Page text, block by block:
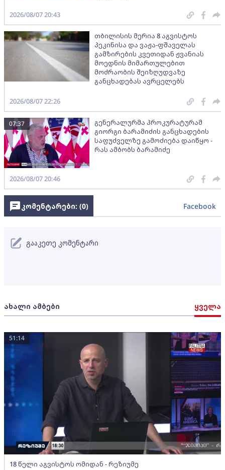
2026/08/07 20:43
თბილისის მერია 8 აგვისტოს
პეკინისა და ვაჟა-ფშაველას
გამზირების კვეთიდან ჟვანიას
მოედნის მიმართულებით
მოძრაობის შეიზღუდვაზე
განცხადებას ავრცელებს
2026/08/07 22:26
გენერალურმა პროკურატურამ
გიორგი ბარამიძის განცხადების
საფუძველზე გამოძიება დაიწყო -
რას ამბობს ბარამიძე
07:37
2026/08/07 20:46
ახალი ამბები ყველა
18 წელი აგვისტოს ომიდან - რეზიუმე
51:14
კომენტარები: (0) Facebook
გააკეთე კომენტარი